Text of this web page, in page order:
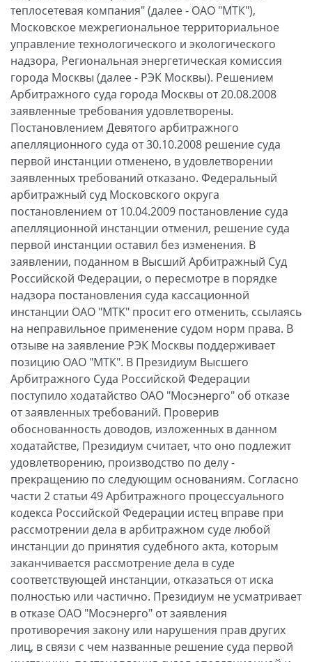
теплосетевая компания" (далее - ОАО "МТК"),
Московское межрегиональное территориальное
управление технологического и экологического
надзора, Региональная энергетическая комиссия
города Москвы (далее - РЭК Москвы). Решением
Арбитражного суда города Москвы от 20.08.2008
заявленные требования удовлетворены.
Постановлением Девятого арбитражного
апелляционного суда от 30.10.2008 решение суда
первой инстанции отменено, в удовлетворении
заявленных требований отказано. Федеральный
арбитражный суд Московского округа
постановлением от 10.04.2009 постановление суда
апелляционной инстанции отменил, решение суда
первой инстанции оставил без изменения. В
заявлении, поданном в Высший Арбитражный Суд
Российской Федерации, о пересмотре в порядке
надзора постановления суда кассационной
инстанции ОАО "МТК" просит его отменить, ссылаясь
на неправильное применение судом норм права. В
отзыве на заявление РЭК Москвы поддерживает
позицию ОАО "МТК". В Президиум Высшего
Арбитражного Суда Российской Федерации
поступило ходатайство ОАО "Мосэнерго" об отказе
от заявленных требований. Проверив
обоснованность доводов, изложенных в данном
ходатайстве, Президиум считает, что оно подлежит
удовлетворению, производство по делу -
прекращению по следующим основаниям. Согласно
части 2 статьи 49 Арбитражного процессуального
кодекса Российской Федерации истец вправе при
рассмотрении дела в арбитражном суде любой
инстанции до принятия судебного акта, которым
заканчивается рассмотрение дела в суде
соответствующей инстанции, отказаться от иска
полностью или частично. Президиум не усматривает
в отказе ОАО "Мосэнерго" от заявления
противоречия закону или нарушения прав других
лиц, в связи с чем названные решение суда первой